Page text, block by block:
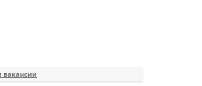
вакансии